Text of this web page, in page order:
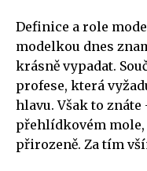
Definice a role
modelkou dnes
krásně vypadat.
profese, která
hlavu. Však to
přehlídkovém mole,
přirozeně. Za tím